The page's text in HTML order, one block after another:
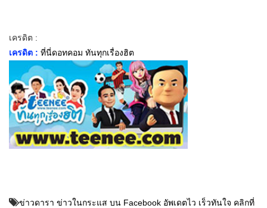
เครดิต :
เครดิต : ที่นี่ดอทคอม ทันทุกเรื่องฮิต
ข่าวดารา ข่าวในกระแส บน Facebook อัพเดตไว เร็วทันใจ คลิกที่